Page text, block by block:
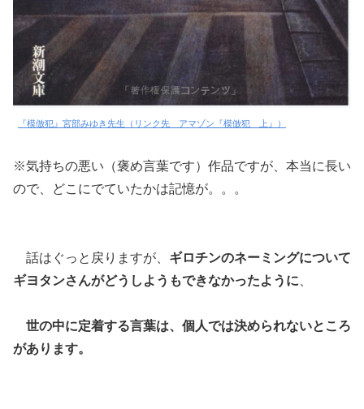
『模倣犯』宮部みゆき先生（リンク先 アマゾン『模倣犯 上』）
※気持ちの悪い（褒め言葉です）作品ですが、本当に長い
ので、どこにでていたかは記憶が。。。
話はぐっと戻りますが、 ギロチンのネーミングについて
ギヨタンさんがどうしようもできなかったように
世の中に定着する言葉は、個人では決められないところ
があります。